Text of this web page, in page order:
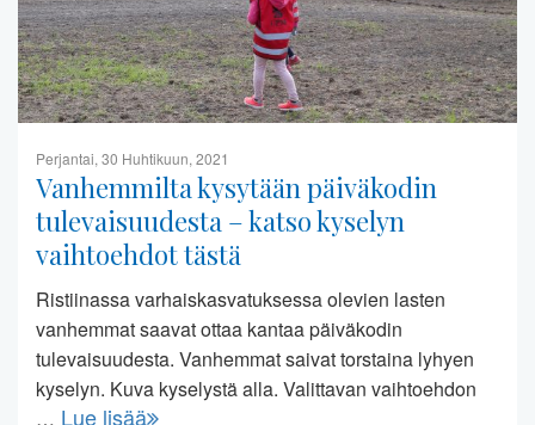
Perjantai, 30 Huhtikuun, 2021
Vanhemmilta kysytään päiväkodin
tulevaisuudesta – katso kyselyn
vaihtoehdot tästä
Ristiinassa varhaiskasvatuksessa olevien lasten
vanhemmat saavat ottaa kantaa päiväkodin
tulevaisuudesta. Vanhemmat saivat torstaina lyhyen
kyselyn. Kuva kyselystä alla. Valittavan vaihtoehdon
… Lue lisää